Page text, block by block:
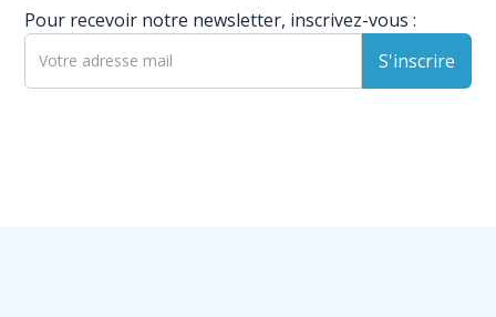
Pour recevoir notre newsletter, inscrivez-vous :